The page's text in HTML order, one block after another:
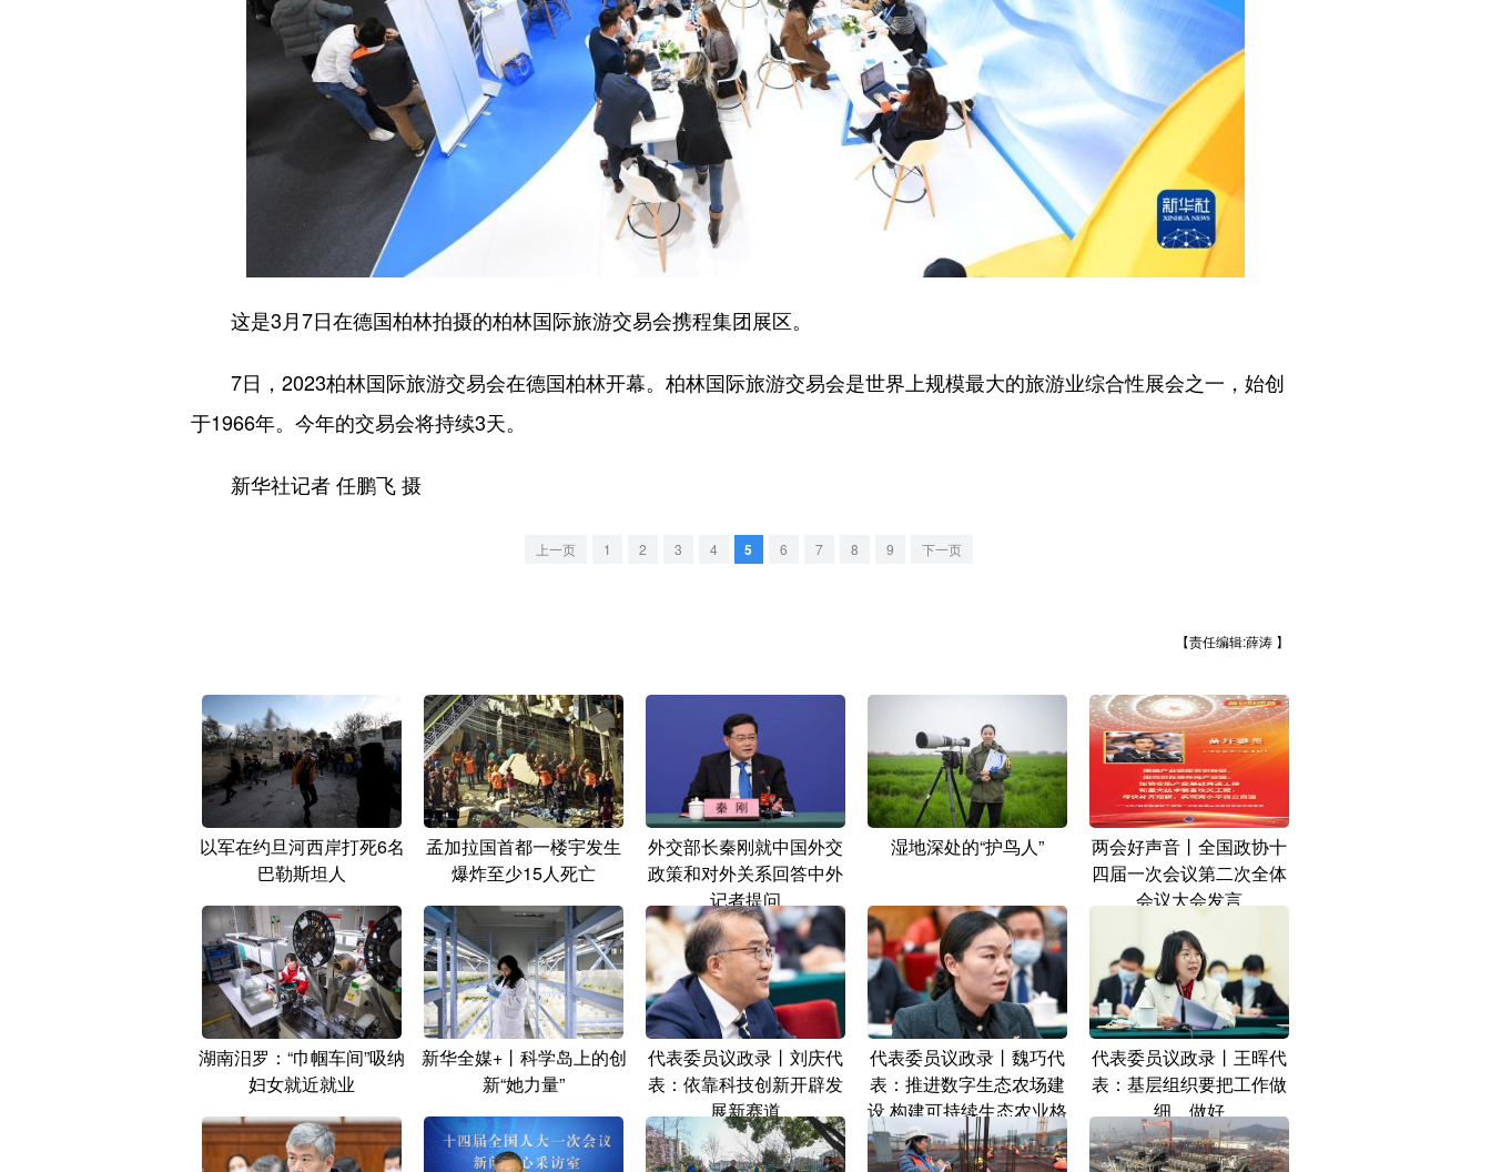
这是3月7日在德国柏林拍摄的柏林国际旅游交易会携程集团展区。
7日，2023柏林国际旅游交易会在德国柏林开幕。柏林国际旅游交易会是世界上规模最大的旅游业综合性展会之一，始创
于1966年。今年的交易会将持续3天。
新华社记者 任鹏飞 摄
上一页 1 2 3 4 5 6 7 8 9 下一页
【责任编辑:薛涛 】
以军在约旦河西岸打死6名
巴勒斯坦人
孟加拉国首都一楼宇发生
爆炸至少15人死亡
外交部长秦刚就中国外交
政策和对外关系回答中外
记者提问
湿地深处的“护鸟人”
两会好声音丨全国政协十
四届一次会议第二次全体
会议大会发言
湖南汨罗：“巾帼车间”吸纳
妇女就近就业
新华全媒+丨科学岛上的创
新“她力量”
代表委员议政录丨刘庆代
表：依靠科技创新开辟发
展新赛道
代表委员议政录丨魏巧代
表：推进数字生态农场建
设 构建可持续生态农业格
局
代表委员议政录丨王晖代
表：基层组织要把工作做
细、做好